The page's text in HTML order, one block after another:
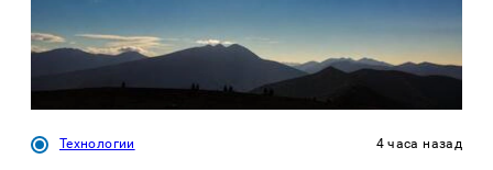
Технологии 4 часа назад